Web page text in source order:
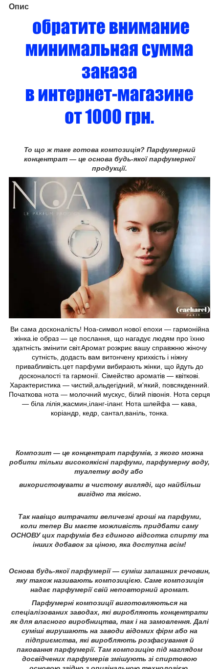
Опис
То що ж таке готова композиція? Парфумерний
концентрат — це основа будь-якої парфумерної
продукції.
Ви сама досконалість! Ноа-символ нової епохи — гармонійна
жінка.іе образ — це послання, що нагадує людям про їхню
здатність змінити світ.Аромат розкриє вашу справжню жіночу
сутність, додасть вам витончену крихкість і ніжну
привабливість.цет парфуми вибирають жінки, що йдуть до
досконалості та гармонії. Сімейство ароматів — квіткові.
Характеристика — чистий,альдегідний, м'який, повсякденний.
Початкова нота — молочний мускус, білий півонія. Нота серця
— біла лілія,жасмин,іланг-іланг. Нота шлейфа — кава,
коріандр, кедр, сантал,ваніль, тонка.
Композит — це концентрат парфумів, з якого можна
робити тільки високоякісні парфуми, парфумерну воду,
туалетну воду або
використовувати в чистому вигляді, що найбільш
вигідно та якісно.
Так навіщо витрачати величезні гроші на парфуми,
коли тепер Ви маєте можливість придбати саму
ОСНОВУ цих парфумів без єдиного відсотка спирту та
інших добавок за ціною, яка доступна всім!
Основа будь-якої парфумерії — суміш запашних речовин,
яку також називають композицією. Саме композиція
надає парфумерії свій неповторний аромат.
Парфумерні композиції виготовляються на
спеціалізованих заводах, які виробляють концентрати
як для власного виробництва, так і на замовлення. Далі
суміші вирушають на заводи відомих фірм або на
підприємства, які виробляють розфасування й
паковання парфумерії. Там композицію під наглядом
досвідчених парфумерів змішують зі спиртовою